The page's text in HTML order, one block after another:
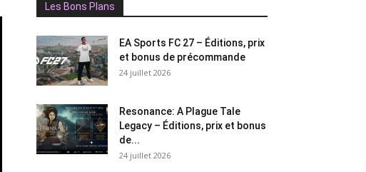
Les Bons Plans
EA Sports FC 27 – Éditions, prix
et bonus de précommande
24 juillet 2026
Resonance: A Plague Tale
Legacy – Éditions, prix et bonus
de...
24 juillet 2026